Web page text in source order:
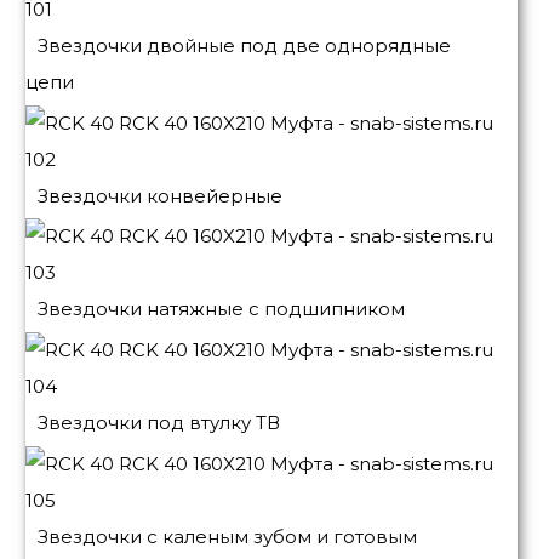
Звездочки двойные под две однорядные
цепи
Звездочки конвейерные
Звездочки натяжные с подшипником
Звездочки под втулку ТВ
Звездочки с каленым зубом и готовым